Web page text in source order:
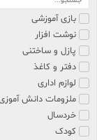
بازی آموزشی
نوشت افزار
پازل و ساختنی
دفتر و کاغذ
لوازم اداری
ملزومات دانش
خردسال
کودک